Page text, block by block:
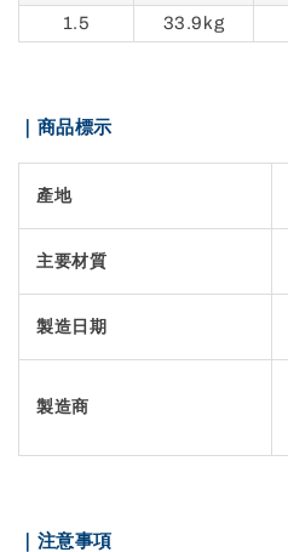
1.5 33.9kg
｜商品標示
產地
主要材質
製造日期
製造商
｜注意事項